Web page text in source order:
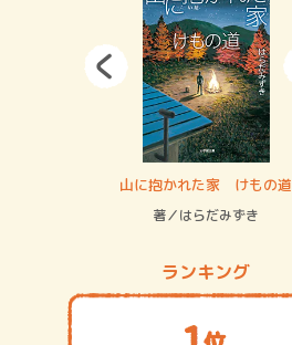
山に抱かれた家 けもの道
著／はらだみずき
ランキング